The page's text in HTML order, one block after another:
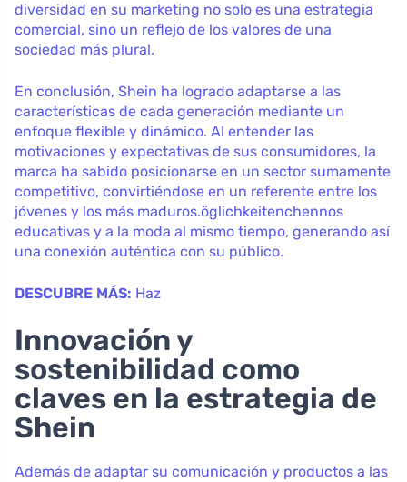
diversidad en su marketing no solo es una estrategia
comercial, sino un reflejo de los valores de una
sociedad más plural.
En conclusión, Shein ha logrado adaptarse a las
características de cada generación mediante un
enfoque flexible y dinámico. Al entender las
motivaciones y expectativas de sus consumidores, la
marca ha sabido posicionarse en un sector sumamente
competitivo, convirtiéndose en un referente entre los
jóvenes y los más maduros.öglichkeitenchennos
educativas y a la moda al mismo tiempo, generando así
una conexión auténtica con su público.
DESCUBRE MÁS: Haz
Innovación y
sostenibilidad como
claves en la estrategia de
Shein
Además de adaptar su comunicación y productos a las